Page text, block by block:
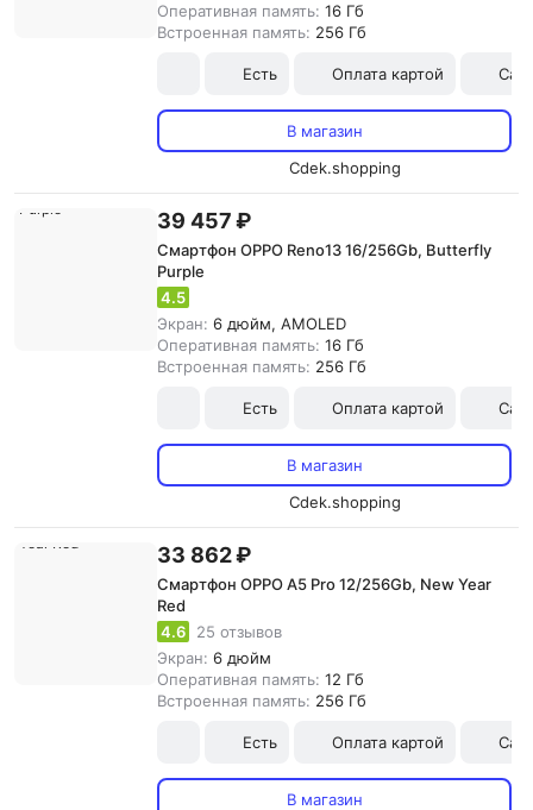
Оперативная память: 16 Гб
Встроенная память: 256 Гб
Есть Оплата картой
В магазин
Cdek.shopping
39 457 ₽
Смартфон OPPO Reno13 16/256Gb, Butterfly
Purple
4.5
Экран: 6 дюйм, AMOLED
Оперативная память: 16 Гб
Встроенная память: 256 Гб
Есть Оплата картой
В магазин
Cdek.shopping
33 862 ₽
Смартфон OPPO A5 Pro 12/256Gb, New Year
Red
4.6
25 отзывов
Экран: 6 дюйм
Оперативная память: 12 Гб
Встроенная память: 256 Гб
Есть Оплата картой
В магазин